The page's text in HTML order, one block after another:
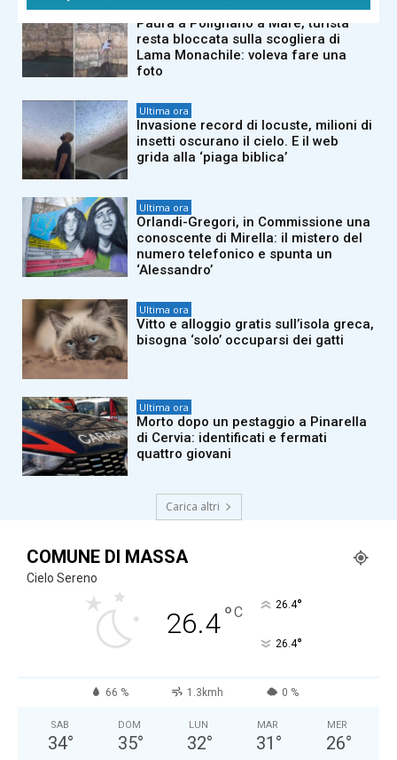
Ultima ora
Paura a Polignano a Mare, turista
resta bloccata sulla scogliera di
Lama Monachile: voleva fare una
foto
Ultima ora
Invasione record di locuste, milioni di
insetti oscurano il cielo. E il web
grida alla ‘piaga biblica’
Ultima ora
Orlandi-Gregori, in Commissione una
conoscente di Mirella: il mistero del
numero telefonico e spunta un
‘Alessandro’
Ultima ora
Vitto e alloggio gratis sull’isola greca,
bisogna ‘solo’ occuparsi dei gatti
Ultima ora
Morto dopo un pestaggio a Pinarella
di Cervia: identificati e fermati
quattro giovani
Carica altri
COMUNE DI MASSA
Cielo Sereno
26.4°C 26.4°
26.4°
66 % 1.3kmh 0 %
SAB
34°
DOM
35°
LUN
32°
MAR
31 °
MER
26°